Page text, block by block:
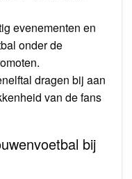
evenementen en
onder de
dragen bij aan
van de fans
bij